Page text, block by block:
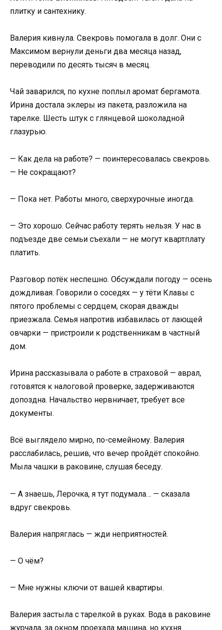
плитку и сантехнику.
Валерия кивнула. Свекровь помогала в долг. Они с
Максимом вернули деньги два месяца назад,
переводили по десять тысяч в месяц.
Чай заварился, по кухне поплыл аромат бергамота.
Ирина достала эклеры из пакета, разложила на
тарелке. Шесть штук с глянцевой шоколадной
глазурью.
— Как дела на работе? — поинтересовалась свекровь.
— Не сокращают?
— Пока нет. Работы много, сверхурочные иногда.
— Это хорошо. Сейчас работу терять нельзя. У нас в
подъезде две семьи съехали — не могут квартплату
платить.
Разговор потёк неспешно. Обсуждали погоду — осень
дождливая. Говорили о соседях — у тёти Клавы с
пятого проблемы с сердцем, скорая дважды
приезжала. Семья напротив избавилась от лающей
овчарки — пристроили к родственникам в частный
дом.
Ирина рассказывала о работе в страховой — аврал,
готовятся к налоговой проверке, задерживаются
допоздна. Начальство нервничает, требует все
документы.
Всё выглядело мирно, по-семейному. Валерия
расслабилась, решив, что вечер пройдёт спокойно.
Мыла чашки в раковине, слушая беседу.
— А знаешь, Лерочка, я тут подумала… — сказала
вдруг свекровь.
Валерия напряглась — жди неприятностей.
— О чём?
— Мне нужны ключи от вашей квартиры.
Валерия застыла с тарелкой в руках. Вода в раковине
журчала, за окном проехала машина, но кухня